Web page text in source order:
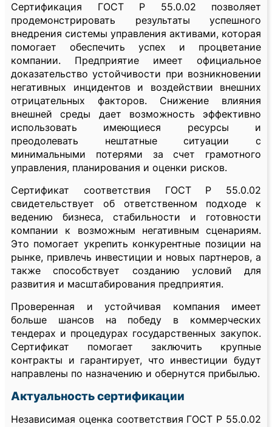
Сертификация ГОСТ Р 55.0.02 позволяет
продемонстрировать результаты успешного
внедрения системы управления активами, которая
помогает обеспечить успех и процветание
компании. Предприятие имеет официальное
доказательство устойчивости при возникновении
негативных инцидентов и воздействии внешних
отрицательных факторов. Снижение влияния
внешней среды дает возможность эффективно
использовать имеющиеся ресурсы и
преодолевать нештатные ситуации с
минимальными потерями за счет грамотного
управления, планирования и оценки рисков.
Сертификат соответствия ГОСТ Р 55.0.02
свидетельствует об ответственном подходе к
ведению бизнеса, стабильности и готовности
компании к возможным негативным сценариям.
Это помогает укрепить конкурентные позиции на
рынке, привлечь инвестиции и новых партнеров, а
также способствует созданию условий для
развития и масштабирования предприятия.
Проверенная и устойчивая компания имеет
больше шансов на победу в коммерческих
тендерах и процедурах государственных закупок.
Сертификат помогает заключить крупные
контракты и гарантирует, что инвестиции будут
направлены по назначению и обернутся прибылью.
Актуальность сертификации
Независимая оценка соответствия ГОСТ Р 55.0.02